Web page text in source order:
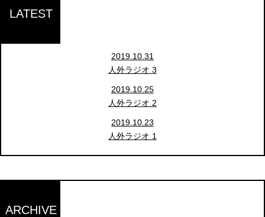
LATEST
2019.10.31
人外ラジオ 3
2019.10.25
人外ラジオ 2
2019.10.23
人外ラジオ 1
ARCHIVE